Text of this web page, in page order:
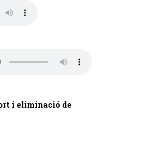
i eliminació de